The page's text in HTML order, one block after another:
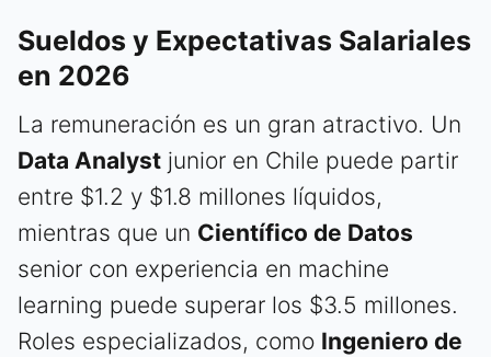
Sueldos y Expectativas Salariales
en 2026
La remuneración es un gran atractivo. Un
Data Analyst junior en Chile puede partir
entre $1.2 y $1.8 millones líquidos,
mientras que un Científico de Datos
senior con experiencia en machine
learning puede superar los $3.5 millones.
Roles especializados, como Ingeniero de